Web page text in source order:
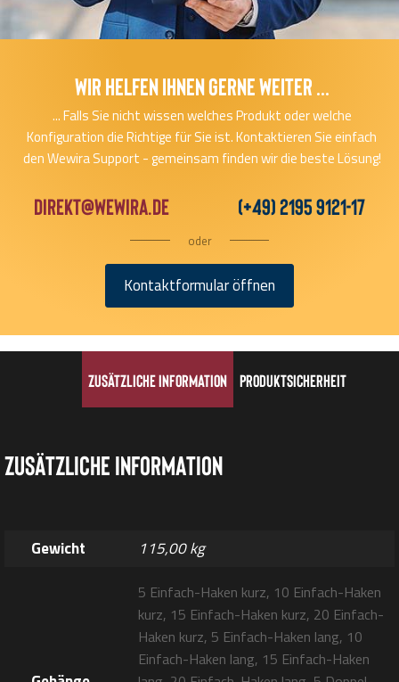
Wir helfen Ihnen gerne Weiter ...
... Falls Sie nicht wissen welches Produkt oder welche
Konfiguration die Richtige für Sie ist. Kontaktieren Sie einfach
den Wewira Support - gemeinsam finden wir die beste Lösung!
direkt@wewira.de (+49) 2195 9121-17
oder
Kontaktformular öffnen
Zusätzliche Information Produktsicherheit
Zusätzliche Information
Gewicht 115,00 kg
5 Einfach-Haken kurz, 10 Einfach-Haken
kurz, 15 Einfach-Haken kurz, 20 Einfach-
Haken kurz, 5 Einfach-Haken lang, 10
Einfach-Haken lang, 15 Einfach-Haken